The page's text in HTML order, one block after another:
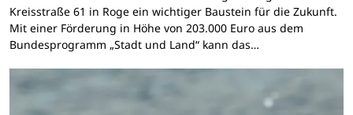
Kreisstraße 61 in Roge ein wichtiger Baustein für die Zukunft.
Mit einer Förderung in Höhe von 203.000 Euro aus dem
Bundesprogramm „Stadt und Land“ kann das…